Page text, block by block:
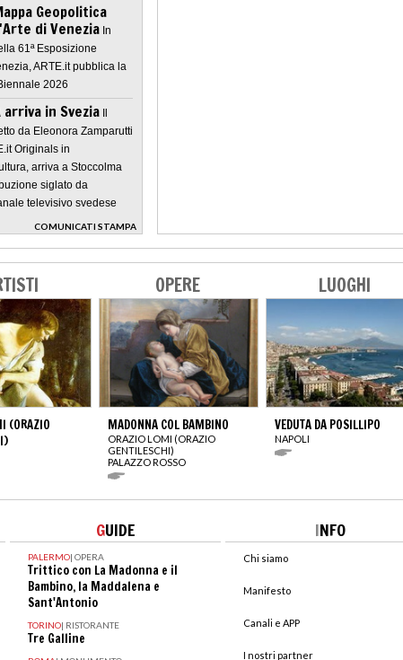
Geopolitica
di Venezia In
61ª Esposizione
ARTE.it pubblica la
2026
arriva in Svezia Il
da Eleonora Zamparutti
Originals in
arriva a Stoccolma
siglato da
televisivo svedese
COMUNICATI STAMPA
>
(ORAZIO
OPERE
MADONNA COL BAMBINO
ORAZIO LOMI (ORAZIO
GENTILESCHI)
PALAZZO ROSSO
LUOGHI
VEDUTA DA POSILLIPO
NAPOLI
GUIDE
PALERMO| OPERA
Trittico con La Madonna e il
Bambino, la Maddalena e
Sant'Antonio
TORINO| RISTORANTE
Tre Galline
INFO
Chi siamo
Manifesto
Canali e APP
I nostri partner